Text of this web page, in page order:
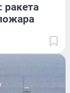
ракета